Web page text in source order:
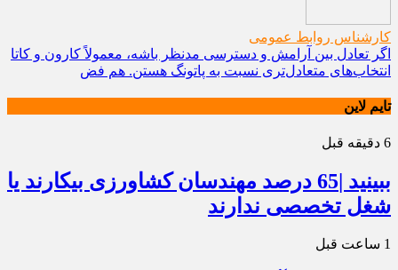
کارشناس روابط عمومی
اگر تعادل بین آرامش و دسترسی مدنظر باشه، معمولاً کارون و کاتا
انتخاب‌های متعادل‌تری نسبت به پاتونگ هستن. هم فض
تایم لاین
6 دقیقه قبل
ببینید |65 درصد مهندسان کشاورزی بیکارند یا
شغل تخصصی ندارند
1 ساعت قبل